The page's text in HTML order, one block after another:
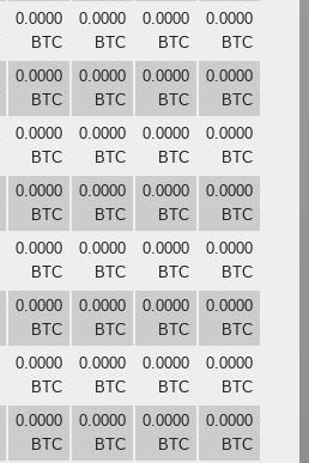
0.0000
BTC
0.0000
BTC
0.0000
BTC
0.0000
BTC
0.0000
BTC
0.0000
BTC
0.0000
BTC
0.0000
BTC
0.0000
BTC
0.0000
BTC
0.0000
BTC
0.0000
BTC
0.0000
BTC
0.0000
BTC
0.0000
BTC
0.0000
BTC
0.0000
BTC
0.0000
BTC
0.0000
BTC
0.0000
BTC
0.0000
BTC
0.0000
BTC
0.0000
BTC
0.0000
BTC
0.0000
BTC
0.0000
BTC
0.0000
BTC
0.0000
BTC
0.0000
BTC
0.0000
BTC
0.0000
BTC
0.0000
BTC